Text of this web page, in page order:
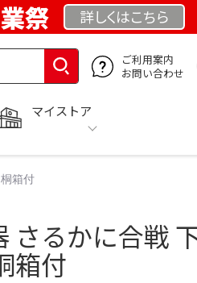
祭 詳しくはこちら
ご利用案内
お問い合わせ
マイストア
箱付
さるかに合戦
箱付